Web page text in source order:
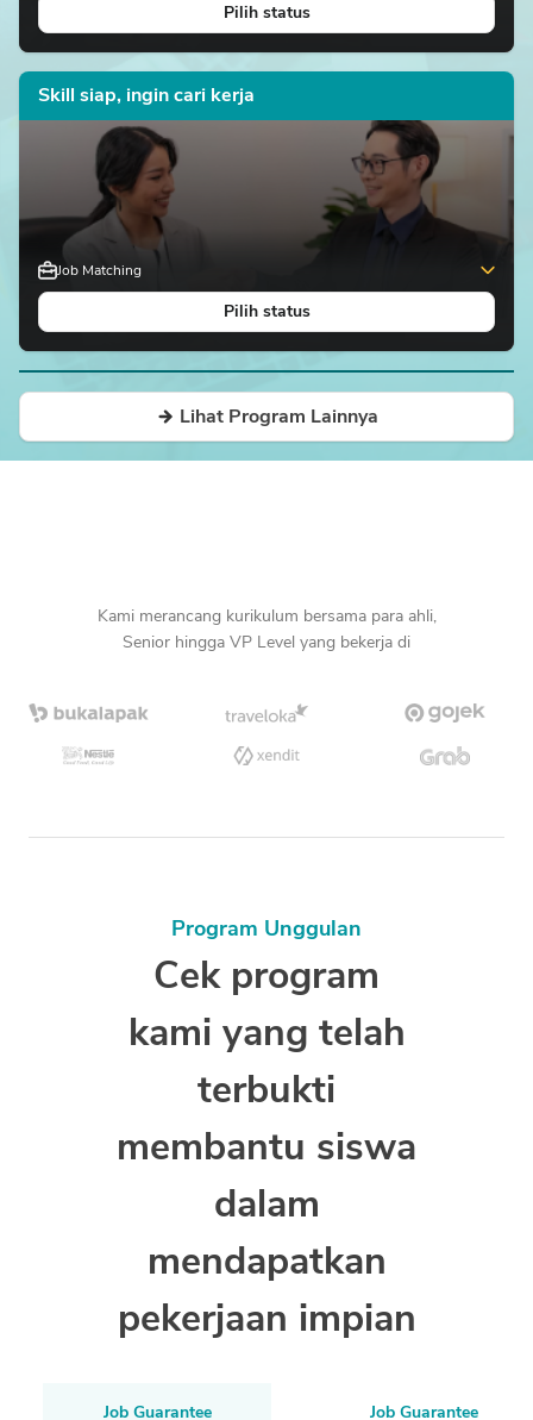
Tingkatkan kompetensimu dan raih karier impian tanpa batas
Pilih status
Skill siap, ingin cari kerja
Job Matching
Tingkatkan peluang kerja dan raih karier impian tanpa batas
Pilih status
Lihat Program Lainnya
Kami merancang kurikulum bersama para ahli,
Senior hingga VP Level yang bekerja di
Program Unggulan
Cek program
kami yang telah
terbukti
membantu siswa
dalam
mendapatkan
pekerjaan impian
Job Guarantee Job Guarantee